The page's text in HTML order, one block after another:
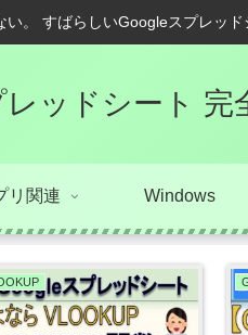
い。 すばらしいGoogleスプレッド
ッドシート 完
リ関連 Windows